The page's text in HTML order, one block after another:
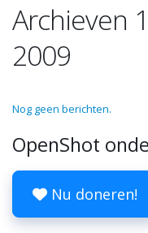
Archieven
2009
Nog geen berichten.
OpenShot
Nu doneren!